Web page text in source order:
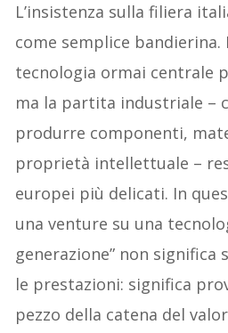
L’insistenza sulla filiera
come semplice
tecnologia ormai centrale
ma la partita industriale –
produrre componenti,
proprietà intellettuale –
europei più delicati. In
una venture su una
generazione” non
le prestazioni: significa
pezzo della catena del